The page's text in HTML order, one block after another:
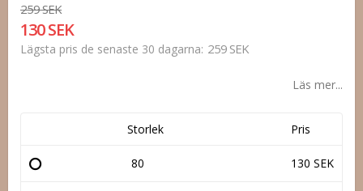
259 SEK
130 SEK
Lägsta pris de senaste 30 dagarna 259 SEK
Läs mer...
Storlek Pris
80 130 SEK